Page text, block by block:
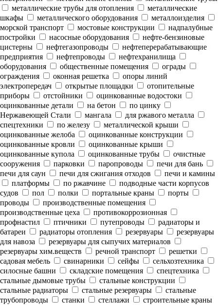
металлические трубы для отопления
металлические
шкафы
металлического оборудования
металлоизделия
морской транспорт
мостовые конструкции
надпалубные
постройки
насосные оборудования
нефте-бензиновые
цистерны
нефтегазопроводы
нефтеперерабатывающие
предприятия
нефтепроводы
нефтехранилища
оборудования
общественные помещения
ограды
ограждения
оконная решетка
опоры линий
электропередач
открытые площадки
отопительные
приборы
отстойники
оцинкованные водостоки
оцинкованные детали
на бетон
по цинку
Нержавеющей Стали
мангала
для ржавого металла
спецтехники
по железу
металлической крыши
оцинкованные желоба
оцинкованные конструкции
оцинкованные кровли
оцинкованные крыши
оцинкованные купола
оцинкованные трубы
очистные
сооружения
парковки паропроводы
печи для бань
печи для саун
печи для сжигания отходов
печи и камины
платформы
по ржавчине
подводные части корпусов
судов
пол полки портальные краны
порты
проводы
производственные помещения
производственные цеха
противокоррозионная
профнастил
птичники путепроводы
радиаторы и
батареи
радиаторы отопления резервуары
резервуары
для навоза
резервуары для сыпучих материалов
резервуары хим.веществ
речной транспорт
решетки
садовая мебель
свинарники сейфы
сельхозтехника
силосные башни
складские помещения
спецтехника
стальные дымовые трубы
стальные конструкции
стальные радиаторы
стальные резервуары
стальные
трубопроводы
станки стеллажи
строительные краны